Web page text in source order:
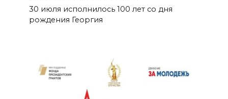
30 июля исполнилось 100 лет со дня
рождения Георгия